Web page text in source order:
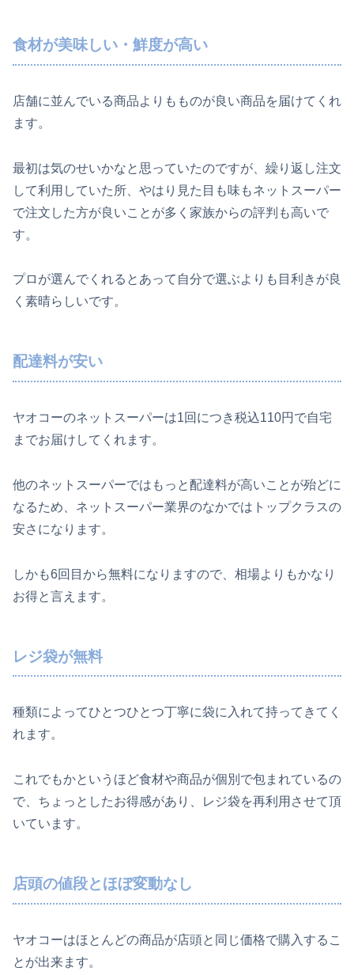
食材が美味しい・鮮度が高い
店舗に並んでいる商品よりもものが良い商品を届けてくれ
ます。
最初は気のせいかなと思っていたのですが、繰り返し注文
して利用していた所、やはり見た目も味もネットスーパー
で注文した方が良いことが多く家族からの評判も高いで
す。
プロが選んでくれるとあって自分で選ぶよりも目利きが良
く素晴らしいです。
配達料が安い
ヤオコーのネットスーパーは1回につき税込110円で自宅
までお届けしてくれます。
他のネットスーパーではもっと配達料が高いことが殆どに
なるため、ネットスーパー業界のなかではトップクラスの
安さになります。
しかも6回目から無料になりますので、相場よりもかなり
お得と言えます。
レジ袋が無料
種類によってひとつひとつ丁寧に袋に入れて持ってきてく
れます。
これでもかというほど食材や商品が個別で包まれているの
で、ちょっとしたお得感があり、レジ袋を再利用させて頂
いています。
店頭の値段とほぼ変動なし
ヤオコーはほとんどの商品が店頭と同じ価格で購入するこ
とが出来ます。